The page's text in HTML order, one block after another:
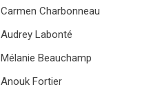
Carmen
Audrey Labonté
Mélanie
Anouk Fortier